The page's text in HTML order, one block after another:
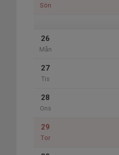
Sön
26
Mån
27
Tis
28
Ons
29
Tor